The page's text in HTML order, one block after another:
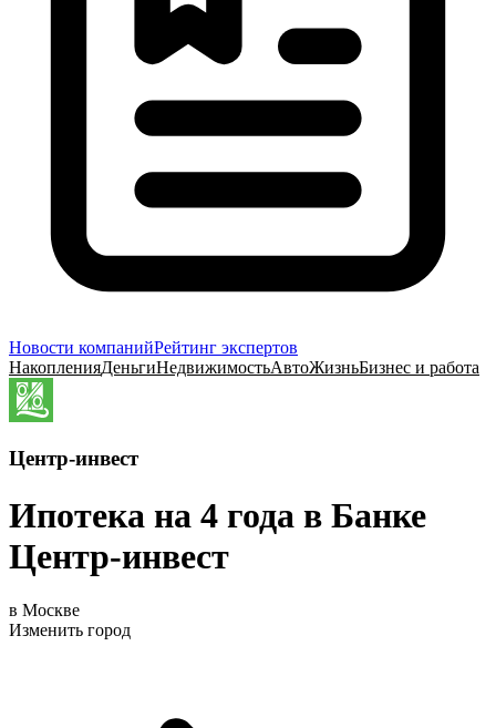
Новости компанийРейтинг экспертов
НакопленияДеньгиНедвижимостьАвтоЖизньБизнес и работа
Центр-инвест
Ипотека на 4 года в Банке
Центр-инвест
в Москве
Изменить город